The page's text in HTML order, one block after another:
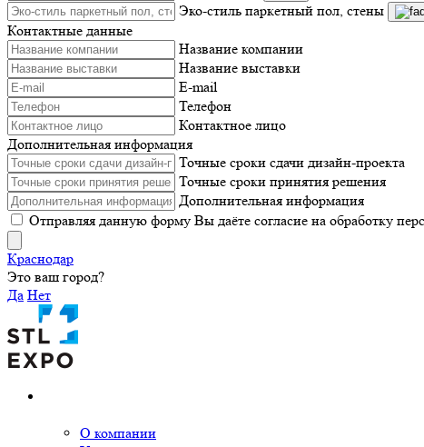
Эко-стиль паркетный пол, стены
Контактные данные
Название компании
Название выставки
E-mail
Телефон
Контактное лицо
Дополнительная информация
Точные сроки сдачи дизайн-проекта
Точные сроки принятия решения
Дополнительная информация
Отправляя данную форму Вы даёте согласие на обработку
Краснодар
Это ваш город?
Да Нет
О компании